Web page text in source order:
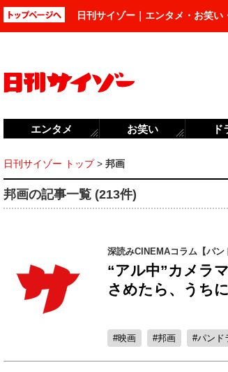
日刊サイゾー｜エンタメ・お笑
日刊サイゾー トップ> 邦画
邦画の記事一覧 (213件)
深読みCINEMAコラム【パ
“アル中”カメラ
さめたら、うち
映画 邦画 パンド
エンタメ お笑い ド